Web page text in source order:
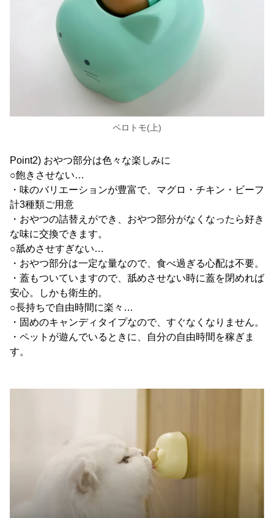
ペロトモ(上)
Point2) おやつ部分は色々な楽しみに
○飽きさせない…
・味のバリエーションが豊富で、マグロ・チキン・ビーフ
計3種類ご用意
・おやつの詰替えができ、おやつ部分がなくなったら好き
な味に交換できます。
○舐めさせすぎない…
・おやつ部分は一定な量なので、食べ過ぎる心配は不要。
・蓋もついていますので、舐めさせない時に蓋を閉めれば
安心。しかも衛生的。
○長持ちで自由時間に楽々…
・固めのキャンディタイプなので、すぐなくなりません。
・ペットが遊んでいるときに、自分の自由時間を稼ぎま
す。